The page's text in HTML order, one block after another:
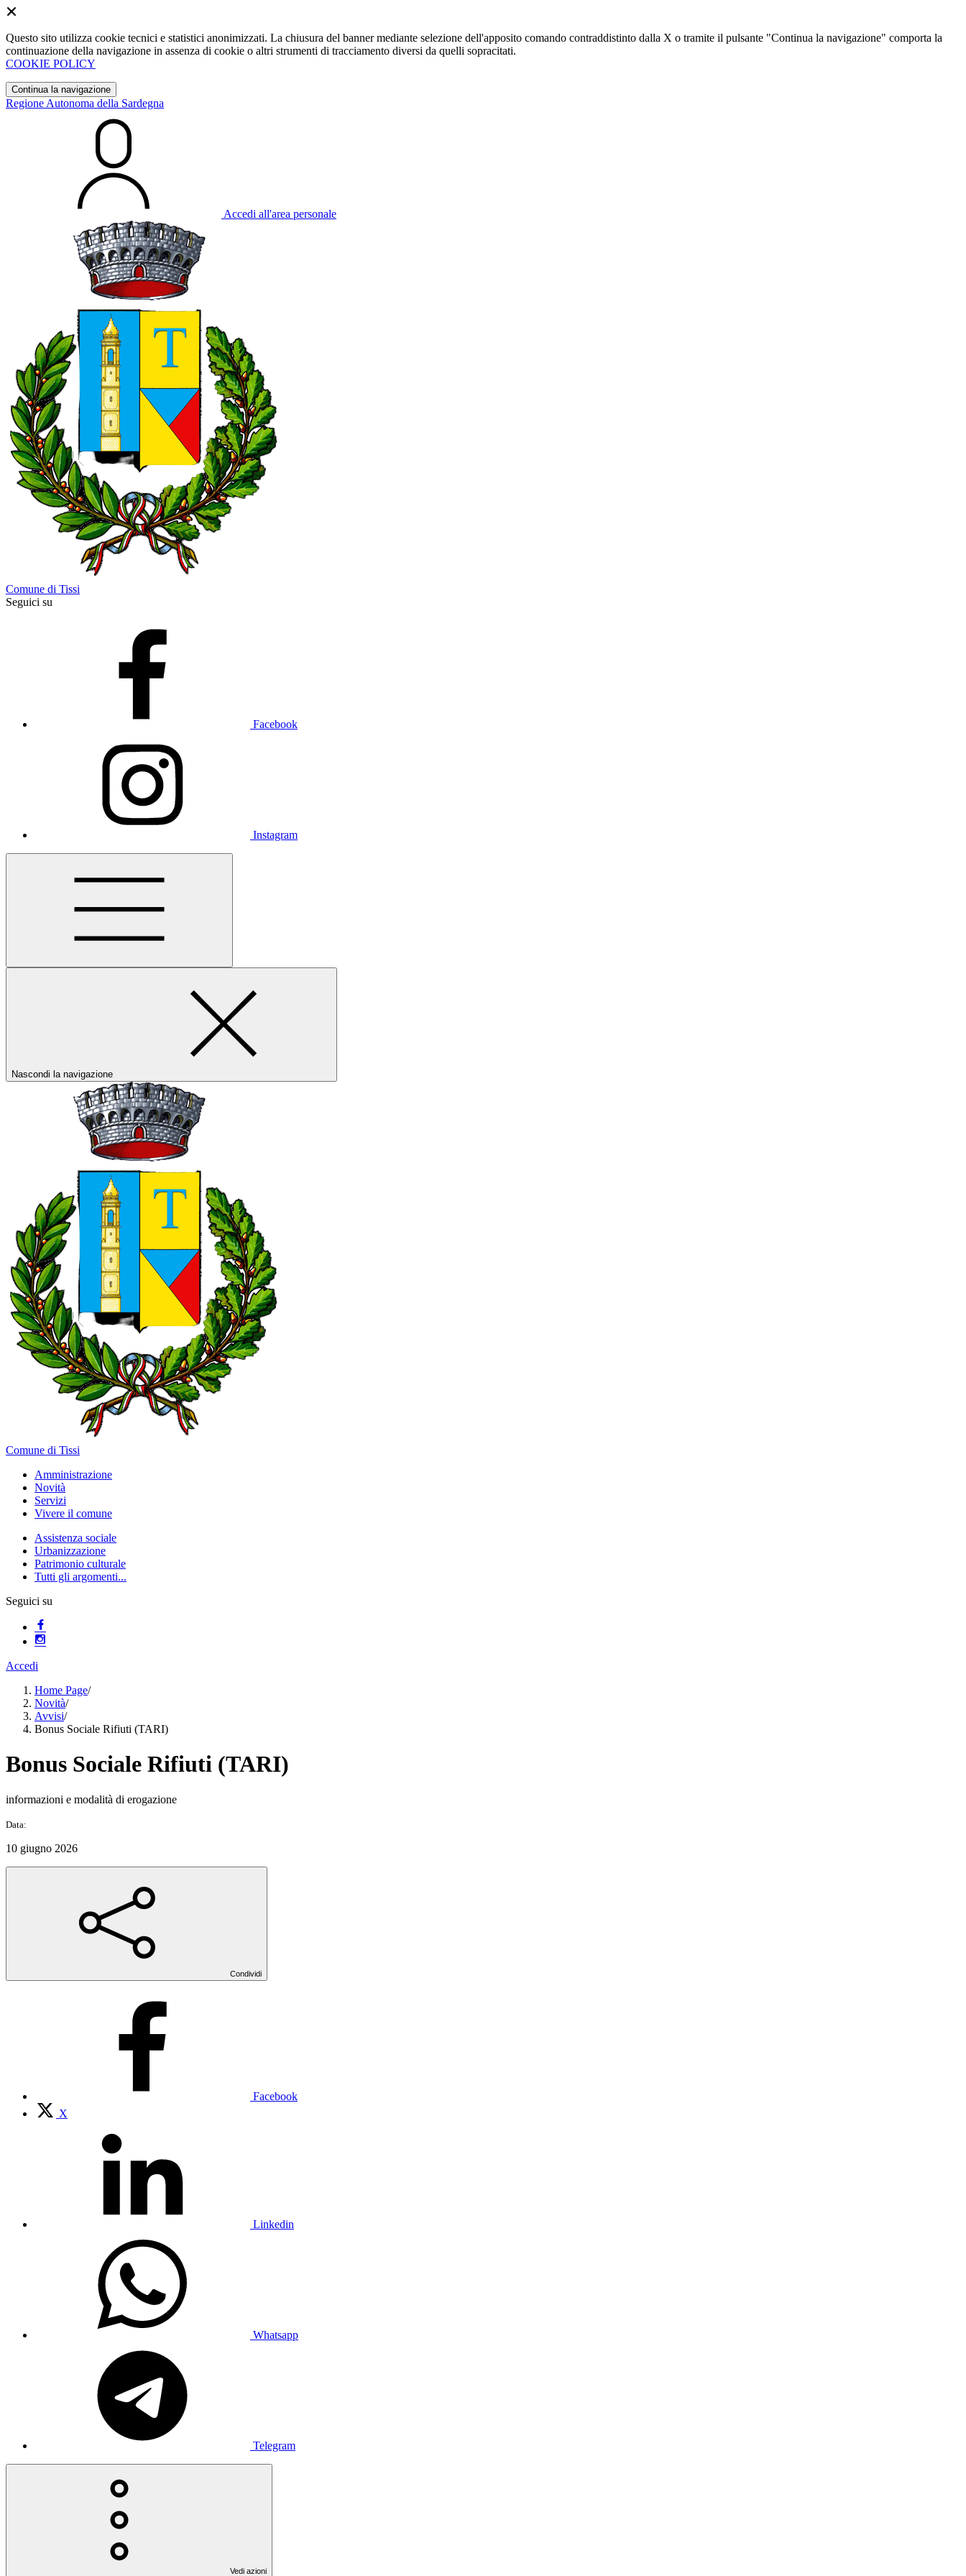
Questo sito utilizza cookie tecnici e statistici anonimizzati. La chiusura del banner mediante selezione dell'apposito comando contraddistinto dalla X o tramite il pulsante "Continua la navigazione" comporta la
continuazione della navigazione in assenza di cookie o altri strumenti di tracciamento diversi da quelli sopracitati.
COOKIE POLICY
Continua la navigazione
Regione Autonoma della Sardegna
Accedi all'area personale
Comune di Tissi
Seguici su
Facebook
Instagram
Nascondi la navigazione
Comune di Tissi
Amministrazione
Novità
Servizi
Vivere il comune
Assistenza sociale
Urbanizzazione
Patrimonio culturale
Tutti gli argomenti...
Seguici su
Accedi
Home Page/
Novità/
Avvisi/
Bonus Sociale Rifiuti (TARI)
Bonus Sociale Rifiuti (TARI)
informazioni e modalità di erogazione
Data:
10 giugno 2026
Condividi
Facebook
X
Linkedin
Whatsapp
Telegram
Vedi azioni